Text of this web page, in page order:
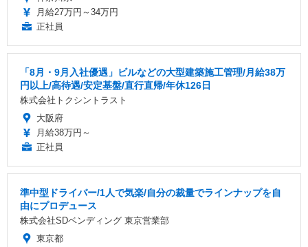
月給27万円～34万円
正社員
「8月・9月入社優遇」ビルなどの大型建築施工管理/月給38万
円以上/高待遇/安定基盤/直行直帰/年休126日
株式会社トクシントラスト
大阪府
月給38万円～
正社員
準中型ドライバー/1人で気楽/自分の裁量でラインナップを自
由にプロデュース
株式会社SDベンディング 東京営業部
東京都